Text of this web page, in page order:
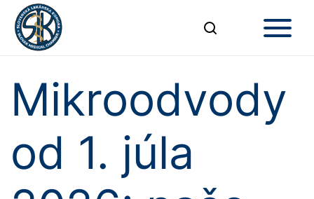
Mikroodvody
od 1. júla